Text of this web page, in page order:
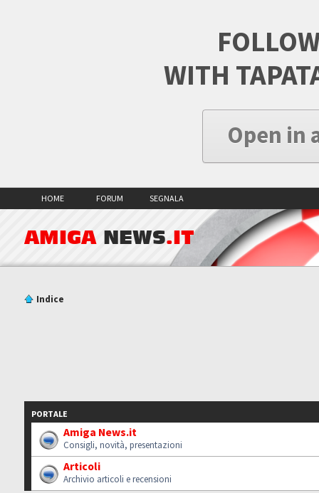
WITH
Open in
HOME FORUM SEGNALA
AMIGA NEWS.IT
Indice
PORTALE
Amiga News.it
Consigli, novità, presentazioni
Articoli
Archivio articoli e recensioni